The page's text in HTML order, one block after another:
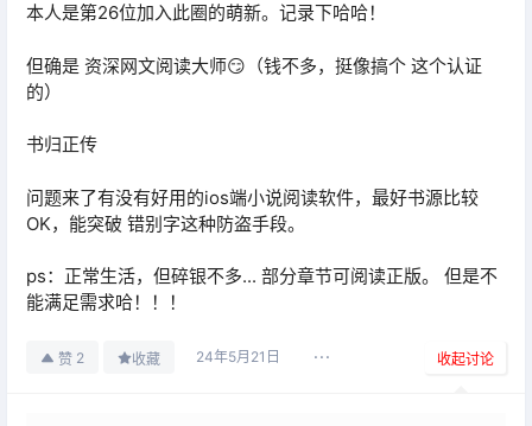
本人是第26位加入此圈的萌新。记录下哈哈！
但确是 资深网文阅读大师😏（钱不多，挺像搞个 这个认证
的）
书归正传
问题来了有没有好用的ios端小说阅读软件，最好书源比较
OK，能突破 错别字这种防盗手段。
ps：正常生活，但碎银不多... 部分章节可阅读正版。 但是不
能满足需求哈！！！
赞 2 收藏 24年5月21日 收起讨论